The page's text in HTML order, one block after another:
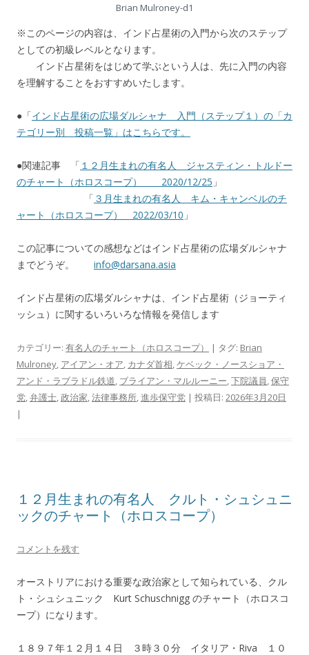
Brian Mulroney-d1
※このページの内容は、インド占星術の入門から次のステップ
としての初級レベルとなります。
インド占星術をはじめて学ぶという人は、先に入門の内容
を理解することをおすすめいたします。
●「インド占星術の広場ダルシャナ 入門（ステップ１）の「カ
テゴリー別 投稿一覧」はこちらです。
●関連記事 「 １２月生まれの有名人 ジャスティン・トルドー
のチャート（ホロスコープ） 2020/12/25 」
「 ３月生まれの有名人 キム・キャンベルのチ
ャート（ホロスコープ） 2022/03/10 」
この記事についての感想などはインド占星術の広場ダルシャナ
までどうぞ。 info@darsana.asia
インド占星術の広場ダルシャナは、インド占星術（ジョーティ
ッシュ）に関するいろいろな情報を発信します
カテゴリー: 有名人のチャート（ホロスコープ） | タグ: Brian
Mulroney, アイアン・オア, カナダ首相,ケベック・ノースショア・
アンド・ラブラドル鉄道, ブライアン・マルルーニー,下院議員,保守
党,弁護士,政治家,法律事務所,進歩保守党 | 投稿日: 2026年3月20日
|
１２月生まれの有名人 クルト・シュシュニ
ックのチャート（ホロスコープ）
コメントを残す
オーストリアにおける重要な政治家として知られている、クル
ト・シュシュニック Kurt Schuschnigg のチャート（ホロスコ
ープ）になります。
１８９７年１２月１４日 ３時３０分 イタリア・Riva １０